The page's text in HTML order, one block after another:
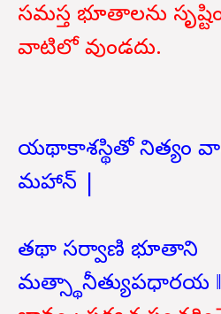
సమస్త భూతాలను
వాటిలో వుండదు.
యథాకాశస్థితో నిత్యం
మహాన్ |
తథా సర్వాణి భూతాని
మత్స్థానీత్యుపధారయ ‖